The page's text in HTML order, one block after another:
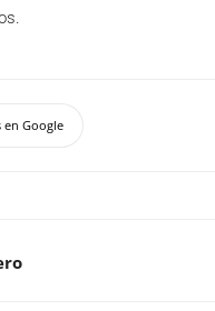
en Google